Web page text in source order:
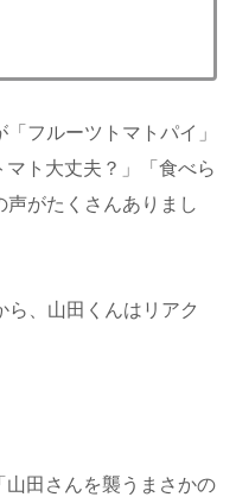
フルーツトマトパイ」
ト大丈夫？」「食べら
がたくさんありまし
、山田くんはリアク
山田さんを襲うまさかの